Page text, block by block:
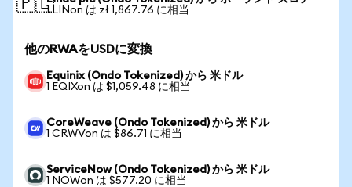
🇵🇱1 LINon は zł 1,867.76 に相当
他のRWAをUSDに変換
Equinix (Ondo Tokenized) から 米ドル
1 EQIXon は $1,059.48 に相当
CoreWeave (Ondo Tokenized) から 米ドル
1 CRWVon は $86.71 に相当
ServiceNow (Ondo Tokenized) から 米ドル
1 NOWon は $577.20 に相当